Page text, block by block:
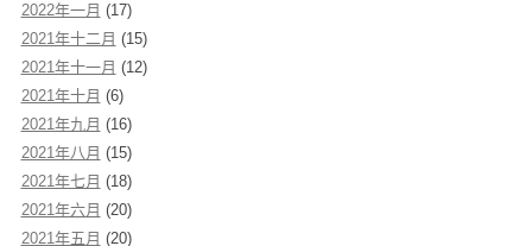
2022年一月 (17)
2021年十二月 (15)
2021年十一月 (12)
2021年十月 (6)
2021年九月 (16)
2021年八月 (15)
2021年七月 (18)
2021年六月 (20)
2021年五月 (20)